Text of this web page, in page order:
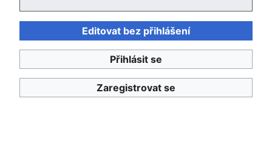
Zpět na stránku „Regionální případové studie –obsahová
Editovat bez přihlášení
Přihlásit se
Zaregistrovat se